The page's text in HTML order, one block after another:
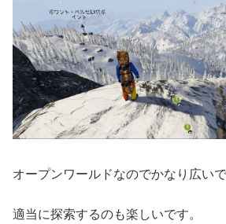
オープンワールドなのでかなり広いで
適当に探索するのも楽しいです。